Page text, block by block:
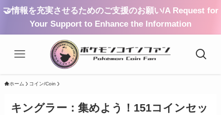
🤝情報を充実させるためのご支援のお願い/A Request for
Your Support to Enhance the Information
ホーム コイン/Coin
キングラー：集めよう！151コインセッ